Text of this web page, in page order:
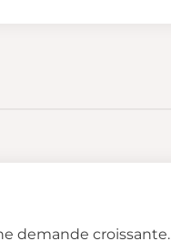
demande croissante.